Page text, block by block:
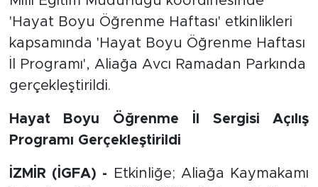
'Hayat Boyu Öğrenme Haftası' etkinlikleri
kapsamında 'Hayat Boyu Öğrenme Haftası
İl Programı', Aliağa Avcı Ramadan Parkında
gerçekleştirildi.
Hayat Boyu Öğrenme İl Sergisi Açılış
Programı Gerçekleştirildi
İZMİR (İGFA) -
Etkinliğe; Aliağa Kaymakamı